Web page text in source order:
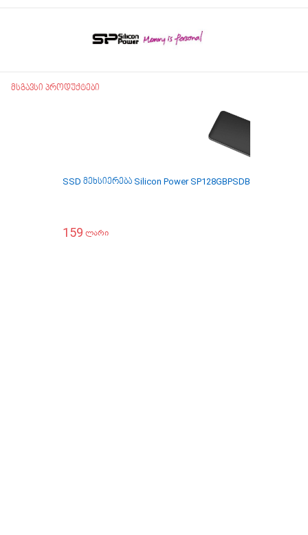
მსგავსი პროდუქტები
SSD მეხსიერება Silicon Power SP128GBPSDB10SBK
159 ლარი